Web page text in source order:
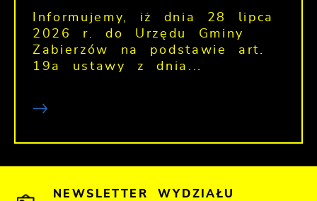
Informujemy, iż dnia 28 lipca
2026 r. do Urzędu Gminy
Zabierzów na podstawie art.
19a ustawy z dnia...
NEWSLETTER WYDZIAŁU